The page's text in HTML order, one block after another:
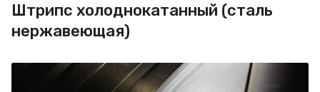
Металлопрокат
нержавеющий
Металлопрокат цветной
Штрипс холоднокатанный (сталь
нержавеющая)